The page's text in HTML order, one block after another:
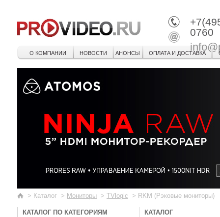
0760
О КОМПАНИИ НОВОСТИ АНОНСЫ ОПЛАТА И ДОСТАВКА
> Каталог > Мониторы > TVlogic > RKM (Рэковые мониторы)
КАТАЛОГ ПО КАТЕГОРИЯМ КАТАЛОГ